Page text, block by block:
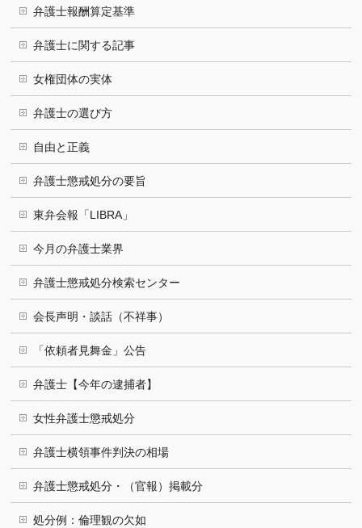
弁護士報酬算定基準
弁護士に関する記事
女権団体の実体
弁護士の選び方
自由と正義
弁護士懲戒処分の要旨
東弁会報「LIBRA」
今月の弁護士業界
弁護士懲戒処分検索センター
会長声明・談話（不祥事）
「依頼者見舞金」公告
弁護士【今年の逮捕者】
女性弁護士懲戒処分
弁護士横領事件判決の相場
弁護士懲戒処分・（官報）掲載分
処分例：倫理観の欠如